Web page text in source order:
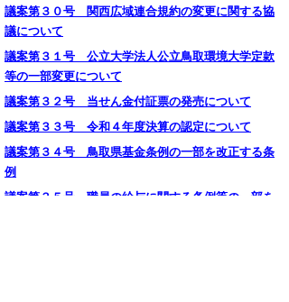
議案第３０号 関西広域連合規約の変更に関する協
議について
議案第３１号 公立大学法人公立鳥取環境大学定款
等の一部変更について
議案第３２号 当せん金付証票の発売について
議案第３３号 令和４年度決算の認定について
議案第３４号 鳥取県基金条例の一部を改正する条
例
議案第３５号 職員の給与に関する条例等の一部を